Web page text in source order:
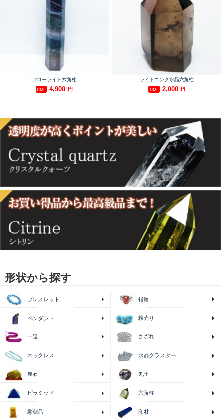
形状から探す
ブレスレット 指輪
ペンダント 粒売り
一連 さざれ
ネックレス 水晶クラスター
原石 丸玉
ピラミッド 六角柱
彫刻品 印材